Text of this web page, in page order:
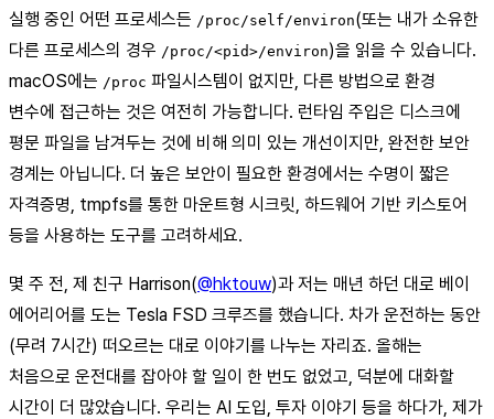
실행 중인 어떤 프로세스든 /proc/self/environ(또는 내가 소유한
다른 프로세스의 경우 /proc/<pid>/environ)을 읽을 수 있습니다.
macOS에는 /proc 파일시스템이 없지만, 다른 방법으로 환경
변수에 접근하는 것은 여전히 가능합니다. 런타임 주입은 디스크에
평문 파일을 남겨두는 것에 비해 의미 있는 개선이지만, 완전한 보안
경계는 아닙니다. 더 높은 보안이 필요한 환경에서는 수명이 짧은
자격증명, tmpfs를 통한 마운트형 시크릿, 하드웨어 기반 키스토어
등을 사용하는 도구를 고려하세요.
몇 주 전, 제 친구 Harrison(@hktouw)과 저는 매년 하던 대로 베이
에어리어를 도는 Tesla FSD 크루즈를 했습니다. 차가 운전하는 동안
(무려 7시간) 떠오르는 대로 이야기를 나누는 자리죠. 올해는
처음으로 운전대를 잡아야 할 일이 한 번도 없었고, 덕분에 대화할
시간이 더 많았습니다. 우리는 AI 도입, 투자 이야기 등을 하다가, 제가